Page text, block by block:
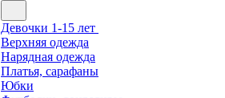
Девочки 1-15 лет
Верхняя одежда
Нарядная одежда
Платья, сарафаны
Юбки